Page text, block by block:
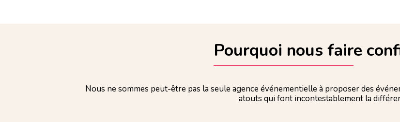
Pourquoi nous faire
Nous ne sommes peut-être pas la seule agence événementielle à proposer des
atouts qui font incontestablement la